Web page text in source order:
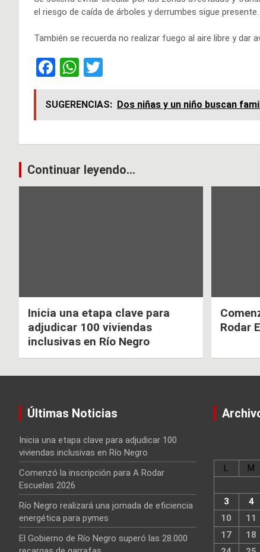
el riesgo de caída de árboles y derrumbes sigue presente.
También se recuerda no realizar fuego al aire libre y dar
F
a
ce
b
o
o
k
W
h
at
s
A
p
p
wi
tt
er
SUGERENCIAS: Dos niñas y un niño buscan
Navegación
Continuar leyendo...
Inicia una etapa clave para
adjudicar 100 viviendas
inclusivas en Río Negro
Rodar
Últimas Noticias
Inicia una etapa clave para adjudicar 100
viviendas inclusivas en Río Negro
Comenzó la inscripción para A Rodar
Escuelas 2026
Río Negro realizará una jornada de eficiencia
energética para pymes
El Gobierno de Río Negro superó las 28.000
L M
3
4
10
11
17
18